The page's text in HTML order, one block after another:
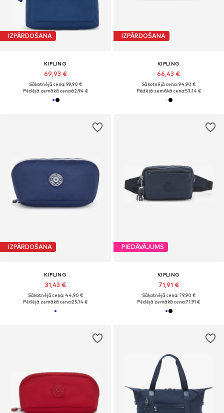
IZPĀRDOŠANA
KIPLING
69,93 €
Sākotnējā cena: 99,90 €
Pēdējā zemākā cena:62,94 €
IZPĀRDOŠANA
KIPLING
66,43 €
Sākotnējā cena: 94,90 €
Pēdējā zemākā cena:53,14 €
IZPĀRDOŠANA
KIPLING
31,43 €
Sākotnējā cena: 44,90 €
Pēdējā zemākā cena:25,14 €
PIEDĀVĀJUMS
KIPLING
71,91 €
Sākotnējā cena: 79,90 €
Pēdējā zemākā cena:71,91 €